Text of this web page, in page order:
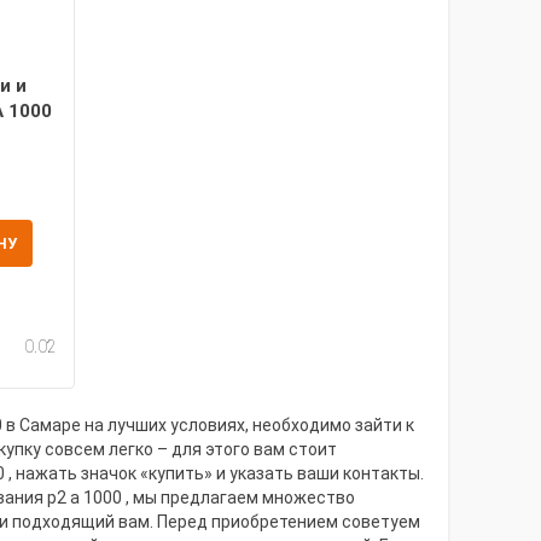
и
1000
0.02
Самаре на лучших условиях, необходимо зайти к
совсем легко – для этого вам стоит
значок «купить» и указать ваши контакты.
p2 a 1000 , мы предлагаем множество
подходящий вам. Перед приобретением советуем